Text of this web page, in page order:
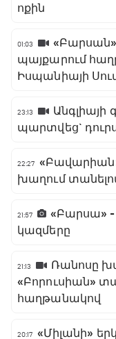
ոքին
01:03
պայքարում
Իսպանիայի
23:13
Անգլիայի
պարտվեց`
22:27
խաղում
21:57
«Բարսա» -
կազմերը
21:13
Ռանոսը
«Բորուսիան»
հաղթանակով
20:17 «Միլանի»